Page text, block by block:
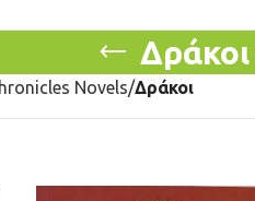
Δράκοι
Novels Δράκοι